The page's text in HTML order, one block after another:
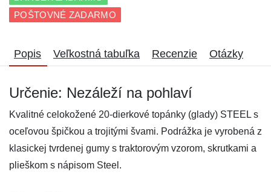
POŠTOVNÉ ZADARMO
Popis Veľkostná tabuľka Recenzie Otázky
Určenie: Nezáleží na pohlaví
Kvalitné celokožené 20-dierkové topánky (glady) STEEL s
oceľovou špičkou a trojitými švami. Podrážka je vyrobená z
klasickej tvrdenej gumy s traktorovým vzorom, skrutkami a
plieškom s nápisom Steel.